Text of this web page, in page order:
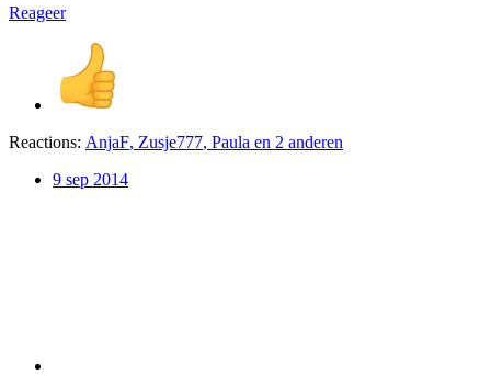
Reageer
Reactions: AnjaF, Zusje777, Paula en 2 anderen
9 sep 2014